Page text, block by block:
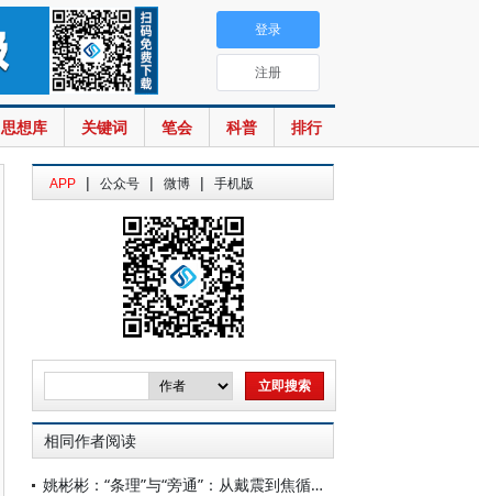
思想库 关键词 笔会 科普 排行
登录
注册
APP | 公众号 | 微博 | 手机版
相同作者阅读
姚彬彬：“条理”与“旁通”：从戴震到焦循的自然主义哲学转向